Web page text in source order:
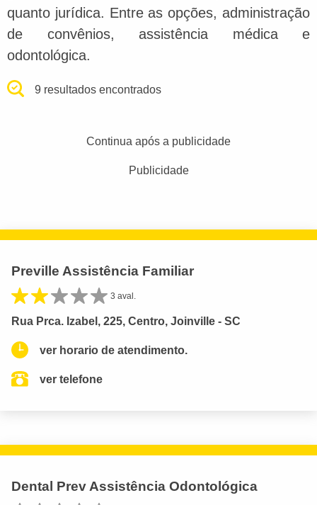
quanto jurídica. Entre as opções, administração
de convênios, assistência médica e
odontológica.
9 resultados encontrados
Continua após a publicidade
Publicidade
Preville Assistência Familiar
3 aval.
Rua Prca. Izabel, 225, Centro, Joinville - SC
ver horario de atendimento.
ver telefone
Dental Prev Assistência Odontológica